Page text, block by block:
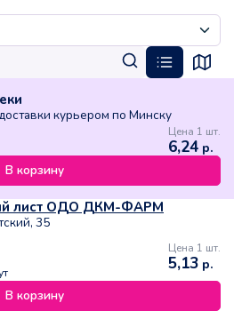
курьером по Минску
Цена 1 шт.
6,24 р.
В корзину
лист ОДО ДКМ-ФАРМ
35
Цена 1 шт.
5,13 р.
В корзину